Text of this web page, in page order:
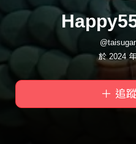
於 2024
＋ 追蹤